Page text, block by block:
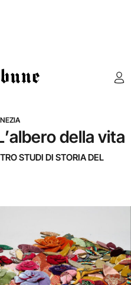
della vita
STUDI DI STORIA DEL